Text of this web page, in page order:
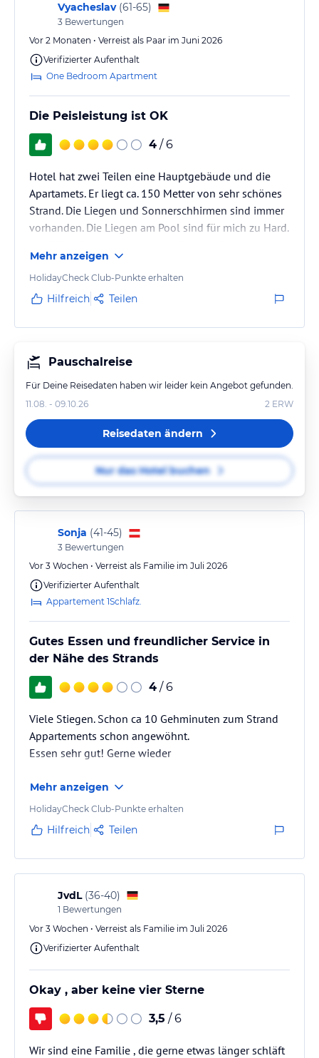
Vyacheslav (61-65)
3 Bewertungen
Vor 2 Monaten • Verreist als Paar im Juni 2026
Verifizierter Aufenthalt
One Bedroom Apartment
Die Peisleistung ist OK
4 / 6
Hotel hat zwei Teilen eine Hauptgebäude und die
Apartamets. Er liegt ca. 150 Metter von sehr schönes
Strand. Die Liegen und Sonnerschhirmen sind immer
vorhanden. Die Liegen am Pool sind für mich zu Hard.
Halbe Stunde frühe sein. Poolbar ist erst ab 10:30
geöffnet. Die Getränke sind OK, aber auf dem Terrasse
sind nur im Plastik serviert.
Mehr anzeigen
HolidayCheck Club-Punkte erhalten
Hilfreich Teilen
Pauschalreise
Für Deine Reisedaten haben wir leider kein Angebot gefunden.
11.08. - 09.10.26
2 ERW
Reisedaten ändern
Nur das Hotel buchen
Sonja (41-45)
3 Bewertungen
Vor 3 Wochen • Verreist als Familie im Juli 2026
Verifizierter Aufenthalt
Appartement 1Schlafz.
Gutes Essen und freundlicher Service in
der Nähe des Strands
4 / 6
Viele Stiegen. Schon ca 10 Gehminuten zum Strand
Appartements schon angewöhnt.
Essen sehr gut! Gerne wieder
Mehr anzeigen
HolidayCheck Club-Punkte erhalten
Hilfreich Teilen
JvdL (36-40)
1 Bewertungen
Vor 3 Wochen • Verreist als Familie im Juli 2026
Verifizierter Aufenthalt
Okay , aber keine vier Sterne
3,5 / 6
Wir sind eine Familie , die gerne etwas länger schläft